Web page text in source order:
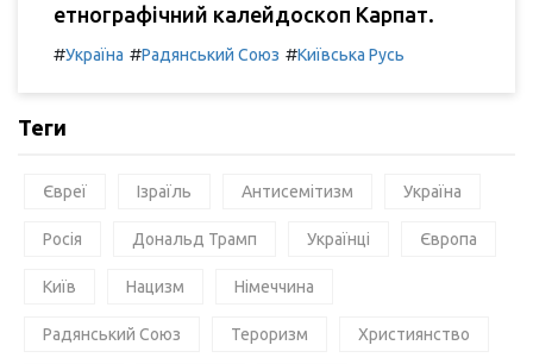
етнографічний калейдоскоп Карпат.
#Україна #Радянський Союз #Київська Русь
Теги
Євреї Ізраїль Антисемітизм Україна
Росія Дональд Трамп Українці Європа
Київ Нацизм Німеччина
Радянський Союз Тероризм Християнство